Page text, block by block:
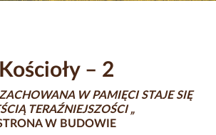
Kościoły – 2
W PAMIĘCI STAJE SIĘ
TERAŹNIEJSZOŚCI „
W BUDOWIE